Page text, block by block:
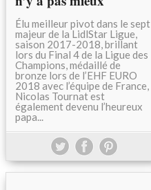
Élu meilleur pivot dans le sept
majeur de la LidlStar Ligue,
saison 2017-2018, brillant
lors du Final 4 de la Ligue des
Champions, médaillé de
bronze lors de l’EHF EURO
2018 avec l’équipe de France,
Nicolas Tournat est
également devenu l’heureux
papa...